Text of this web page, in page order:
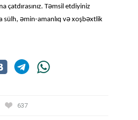
çatdırasınız. Təmsil etdiyiniz
sülh, əmin-amanlıq və xoşbəxtlik
637